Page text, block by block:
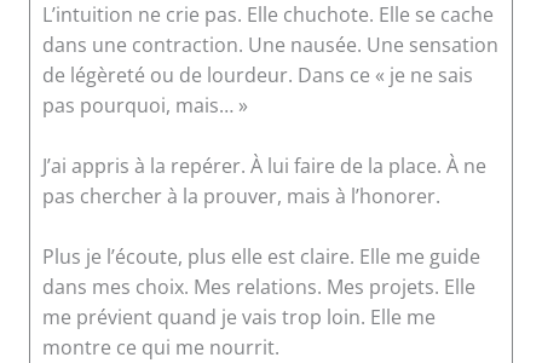
L’intuition ne crie pas. Elle chuchote. Elle se cache
dans une contraction. Une nausée. Une sensation
de légèreté ou de lourdeur. Dans ce « je ne sais
pas pourquoi, mais… »
J’ai appris à la repérer. À lui faire de la place. À ne
pas chercher à la prouver, mais à l’honorer.
Plus je l’écoute, plus elle est claire. Elle me guide
dans mes choix. Mes relations. Mes projets. Elle
me prévient quand je vais trop loin. Elle me
montre ce qui me nourrit.